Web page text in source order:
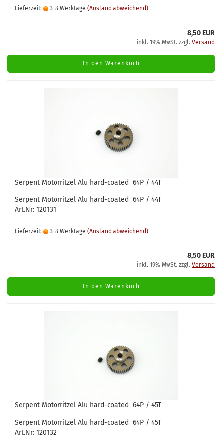
Lieferzeit: 3-8 Werktage (Ausland abweichend)
8,50 EUR
inkl. 19% MwSt. zzgl. Versand
In den Warenkorb
Serpent Motorritzel Alu hard-coated 64P / 44T
Serpent Motorritzel Alu hard-coated 64P / 44T
Art.Nr: 120131
Lieferzeit: 3-8 Werktage (Ausland abweichend)
8,50 EUR
inkl. 19% MwSt. zzgl. Versand
In den Warenkorb
Serpent Motorritzel Alu hard-coated 64P / 45T
Serpent Motorritzel Alu hard-coated 64P / 45T
Art.Nr: 120132